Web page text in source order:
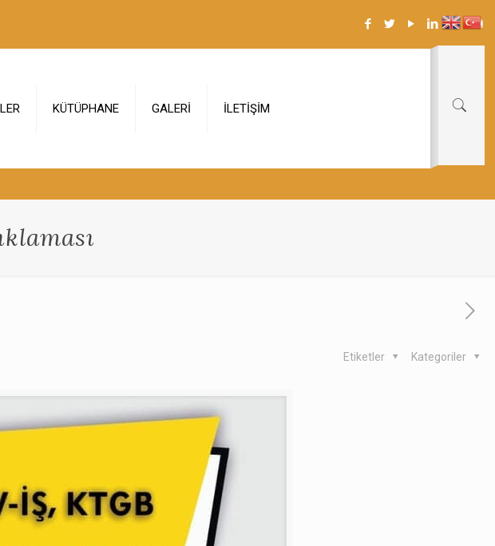
KÜTÜPHANE GALERİ İLETİŞİM
Kategoriler
Etiketler